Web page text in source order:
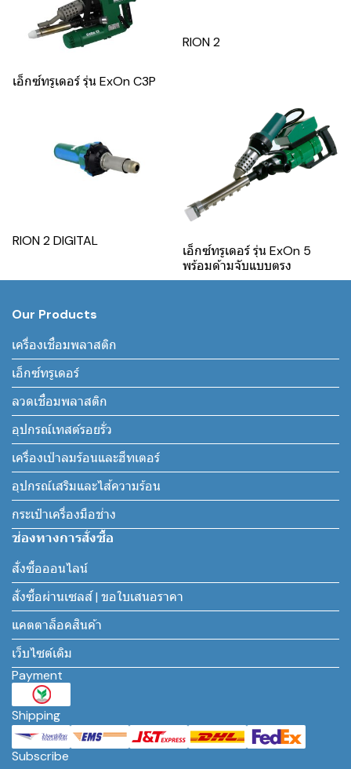
เอ็กซ์ทรูเดอร์ รุ่น ExOn C3P
RION 2
RION 2 DIGITAL
เอ็กซ์ทรูเดอร์ รุ่น ExOn 5
พร้อมด้ามจับแบบตรง
Our Products
เครื่องเชื่อมพลาสติก
เอ็กซ์ทรูเดอร์
ลวดเชื่อมพลาสติก
อุปกรณ์เทสต์รอยรั่ว
เครื่องเป่าลมร้อนและฮีทเตอร์
อุปกรณ์เสริมและไส้ความร้อน
กระเป๋าเครื่องมือช่าง
ช่องทางการสั่งซื้อ
สั่งซื้อออนไลน์
สั่งซื้อผ่านเซลส์ | ขอใบเสนอราคา
แคตตาล็อคสินค้า
เว็บไซต์เดิม
Payment
Shipping
Subscribe